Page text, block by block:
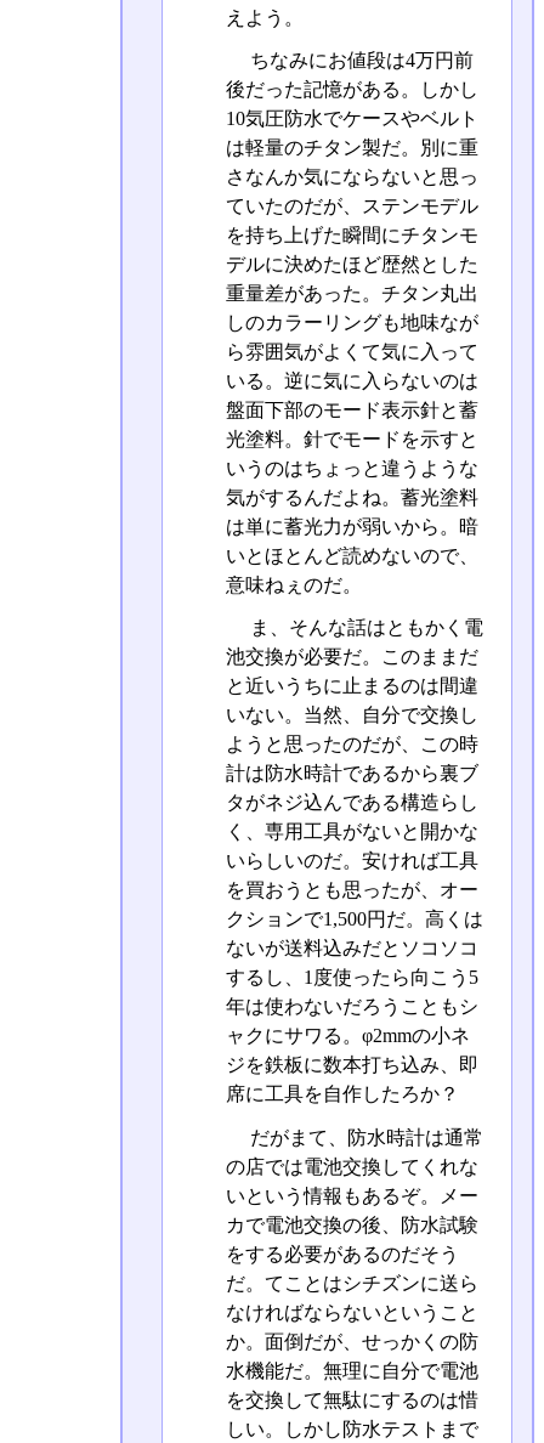
えよう。
ちなみにお値段は4万円前
後だった記憶がある。しかし
10気圧防水でケースやベルト
は軽量のチタン製だ。別に重
さなんか気にならないと思っ
ていたのだが、ステンモデル
を持ち上げた瞬間にチタンモ
デルに決めたほど歴然とした
重量差があった。チタン丸出
しのカラーリングも地味なが
ら雰囲気がよくて気に入って
いる。逆に気に入らないのは
盤面下部のモード表示針と蓄
光塗料。針でモードを示すと
いうのはちょっと違うような
気がするんだよね。蓄光塗料
は単に蓄光力が弱いから。暗
いとほとんど読めないので、
意味ねぇのだ。
ま、そんな話はともかく電
池交換が必要だ。このままだ
と近いうちに止まるのは間違
いない。当然、自分で交換し
ようと思ったのだが、この時
計は防水時計であるから裏ブ
タがネジ込んである構造らし
く、専用工具がないと開かな
いらしいのだ。安ければ工具
を買おうとも思ったが、オー
クションで1,500円だ。高くは
ないが送料込みだとソコソコ
するし、1度使ったら向こう5
年は使わないだろうこともシ
ャクにサワる。φ2mmの小ネ
ジを鉄板に数本打ち込み、即
席に工具を自作したろか？
だがまて、防水時計は通常
の店では電池交換してくれな
いという情報もあるぞ。メー
カで電池交換の後、防水試験
をする必要があるのだそう
だ。てことはシチズンに送ら
なければならないということ
か。面倒だが、せっかくの防
水機能だ。無理に自分で電池
を交換して無駄にするのは惜
しい。しかし防水テストまで